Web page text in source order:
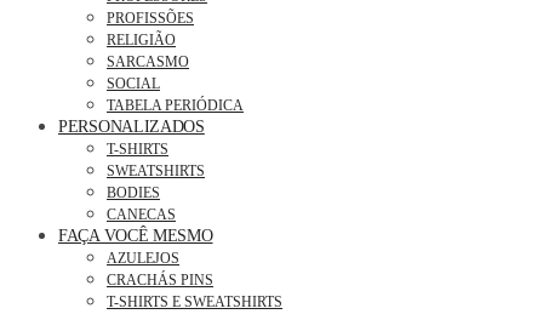
PROFISSÕES
RELIGIÃO
SARCASMO
SOCIAL
TABELA PERIÓDICA
PERSONALIZADOS
T-SHIRTS
SWEATSHIRTS
BODIES
CANECAS
FAÇA VOCÊ MESMO
AZULEJOS
CRACHÁS PINS
T-SHIRTS E SWEATSHIRTS